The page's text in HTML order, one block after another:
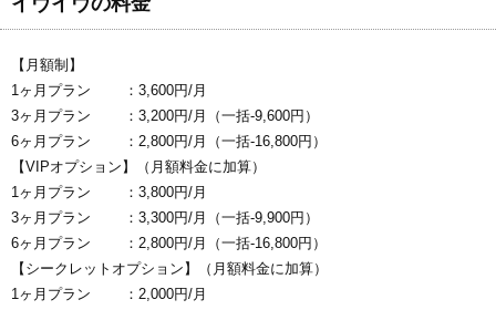
【月額制】
1ヶ月プラン ：3,600円/月
3ヶ月プラン ：3,200円/月（一括-9,600円）
6ヶ月プラン ：2,800円/月（一括-16,800円）
【VIPオプション】（月額料金に加算）
1ヶ月プラン ：3,800円/月
3ヶ月プラン ：3,300円/月（一括-9,900円）
6ヶ月プラン ：2,800円/月（一括-16,800円）
【シークレットオプション】（月額料金に加算）
1ヶ月プラン ：2,000円/月